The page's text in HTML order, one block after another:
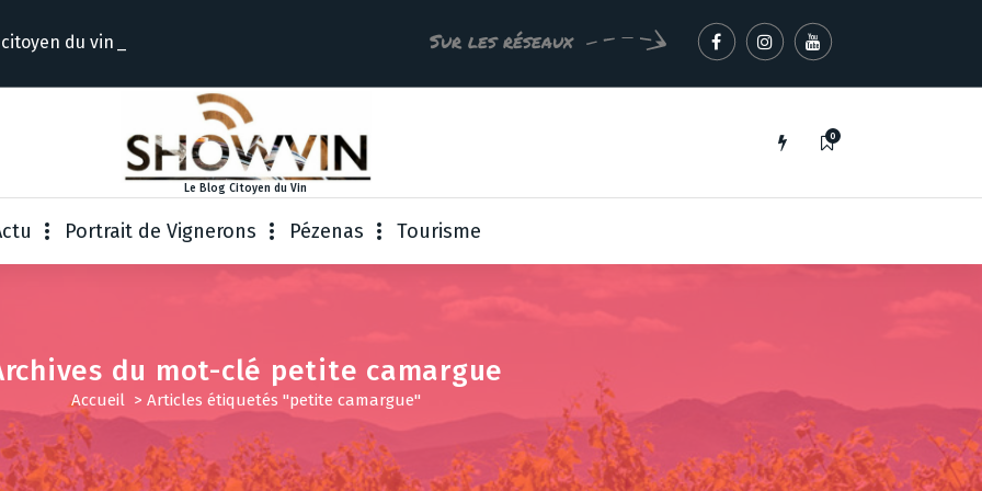
d Sur les réseaux
Le Blog Citoyen du Vin
0
Portrait de Vignerons Pézenas Tourisme
du mot-clé petite camargue
Accueil > Articles étiquetés "petite camargue"